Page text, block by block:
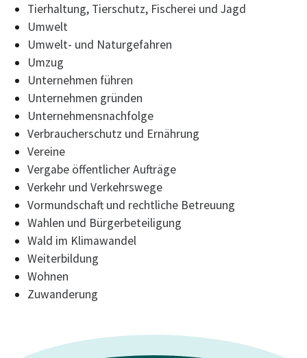
Tierhaltung, Tierschutz, Fischerei und Jagd
Umwelt
Umwelt- und Naturgefahren
Umzug
Unternehmen führen
Unternehmen gründen
Unternehmensnachfolge
Verbraucherschutz und Ernährung
Vereine
Vergabe öffentlicher Aufträge
Verkehr und Verkehrswege
Vormundschaft und rechtliche Betreuung
Wahlen und Bürgerbeteiligung
Wald im Klimawandel
Weiterbildung
Wohnen
Zuwanderung